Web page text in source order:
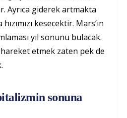
Ayrıca giderek artmakta
kesecektir. Mars’ın
yıl sonunu bulacak.
hareket etmek zaten pek de
sonuna